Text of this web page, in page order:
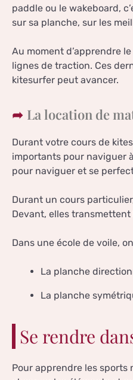
paddle ou le wakeboard,
sur sa planche, sur les
Au moment d’apprendre
lignes de traction. Ces
kitesurfer peut avancer.
La location de
Durant votre cours de
importants pour naviguer
pour naviguer et se
Durant un cours
Devant, elles
Dans une école de voile,
La planche
La planche
Se rendre
Pour apprendre les